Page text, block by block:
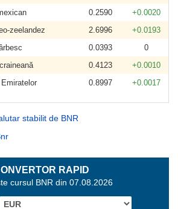
0.2590
+0.0020
zeelandez 2.6996
+0.0193
0.0393
0
0.4123
+0.0010
0.8997 +0.0017
stabilit de BNR
RAPID
cursul BNR din 07.08.2026